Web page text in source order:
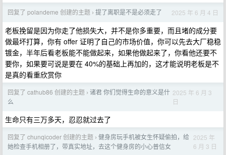
回复了 polandeme 创建的主题 › 提了离职是不是必须走了 2025 年 6 月 4 日
老板挽留是因为你走了他损失大，并不是你多重要，而且堵的成分要
做最坏打算，你有 offer 证明了自己的市场价值，你可以先去大厂稳稳
镀金，半年后看老板能不能做起来，如果他做起来了，你看他还要不
要你，如果要可说是要在 40%的基础上再加的，这才能说明老板是不
是真的看重欣赏你
回复了 cathub86 创建的主题 › 诸君 你们觉得生命的意义是什
么
2025 年 6 月 3
日
生命只有三万多天，忍忍就过去了
回复了 chunqicoder 创建的主题 › 健身房玩手机被女生怀疑偷拍，给
她检查手机相册了，带真实地址，去这个健身房的小心普信女
2025 年
6 月 3 日